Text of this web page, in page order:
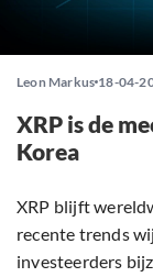
Leon Markus 18-04-
XRP is de
Korea
XRP blijft
recente trends
investeerders